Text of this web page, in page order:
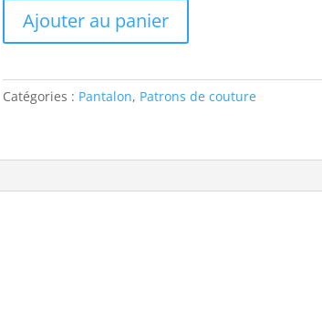
Patron
couture
Ajouter au panier
Catégories : Pantalon, Patrons de couture